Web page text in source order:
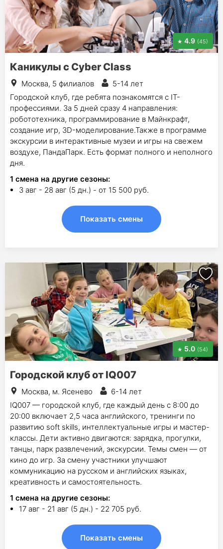
4.9 (45)
Каникулы с Cyber Class
Москва, 5 филиалов
5-14 лет
Городской клуб, где ребята познакомятся с IT-
профессиями. За 5 дней сразу 4 направления:
робототехника, программирование в Майнкрафт,
создание игр, 3D-моделирование.Также в программе
экскурсии в интерактивные музеи и игры на свежем
воздухе, ПандаПарк. Есть формат полного и неполного
дня.
1 смена на другие сезоны:
3 авг - 28 авг (5 дн.) - от 15 500 руб.
Показать смены
5.0 (54)
Городской клуб от IQ007
Москва, м. Ясенево
6-14 лет
IQ007 — городской клуб, где каждый день с 8:00 до
20:00 включает 2,5 часа английского, тренинги по
развитию soft skills, интеллектуальные игры и мастер-
классы. Дети активно двигаются: зарядка, прогулки,
танцы, парк развлечений, экскурсии. Темы смен — от
кино до игр. За смену участники улучшают
коммуникацию на русском и английских языках,
креативность и самостоятельность.
1 смена на другие сезоны:
17 авг - 21 авг (5 дн.) - 22 705 руб.
Показать смены